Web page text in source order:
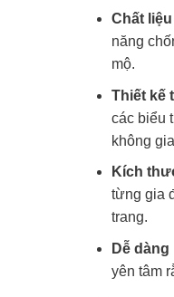
Chất
năng
mộ.
Thiết kế
các biểu
không
Kích
từng gia
trang.
Dễ dàng
yên tâm